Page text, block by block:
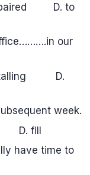
D. to
our
D.
week.
D. fill
have time to